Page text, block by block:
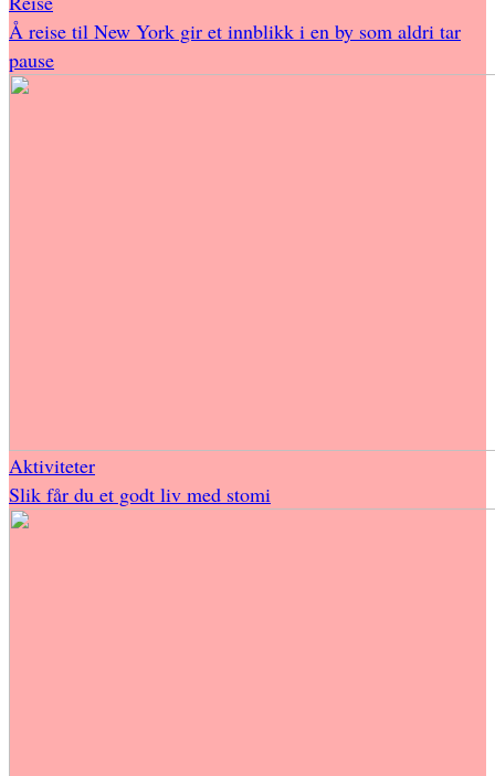
Å reise til New York gir et innblikk i en by som aldri tar
pause
Aktiviteter
Slik får du et godt liv med stomi